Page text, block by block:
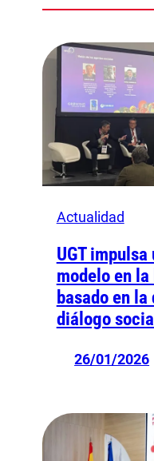
Actualidad
UGT
modelo en
basado en
diálogo social
26/01/2026